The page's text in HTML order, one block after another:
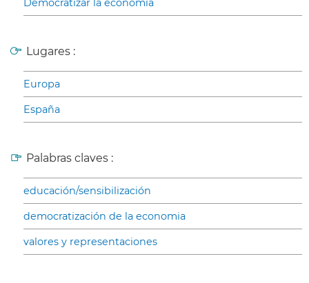
Democratizar la economía
Lugares :
Europa
España
Palabras claves :
educación/sensibilización
democratización de la economia
valores y representaciones